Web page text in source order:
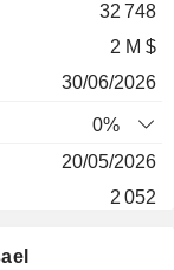
32 748
2 M $
30/06/2026
0%
20/05/2026
2 052